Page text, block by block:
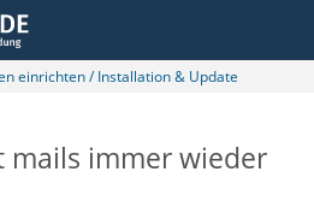
einrichten / Installation & Update
immer wieder